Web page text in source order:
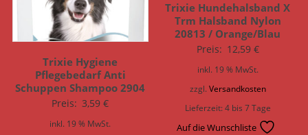
Trixie Hygiene
Pflegebedarf Anti
Schuppen Shampoo 2904
Preis: 3,59€
inkl. 19 % MwSt.
Trixie Hundehalsband X
Trm Halsband Nylon
20813 / Orange/Blau
Preis: 12,59 €
inkl. 19 % MwSt.
zzgl. Versandkosten
Lieferzeit:4 bis 7 Tage
Auf die Wunschliste